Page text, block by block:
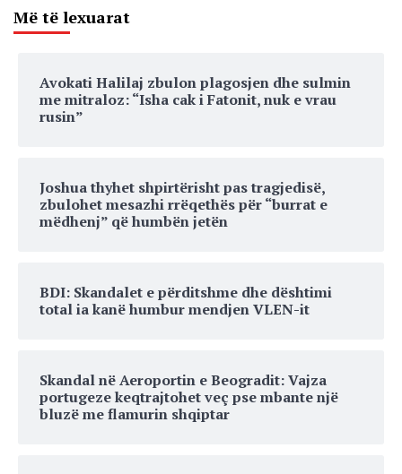
Më të lexuarat
Avokati Halilaj zbulon plagosjen dhe sulmin
me mitraloz: “Isha cak i Fatonit, nuk e vrau
rusin”
Joshua thyhet shpirtërisht pas tragjedisë,
zbulohet mesazhi rrëqethës për “burrat e
mëdhenj” që humbën jetën
BDI: Skandalet e përditshme dhe dështimi
total ia kanë humbur mendjen VLEN-it
Skandal në Aeroportin e Beogradit: Vajza
portugeze keqtrajtohet veç pse mbante një
bluzë me flamurin shqiptar